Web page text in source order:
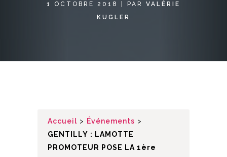
1 OCTOBRE 2018 PAR VALÉRIE
KUGLER
Accueil > Événements >
GENTILLY : LAMOTTE
PROMOTEUR POSE LA 1ère